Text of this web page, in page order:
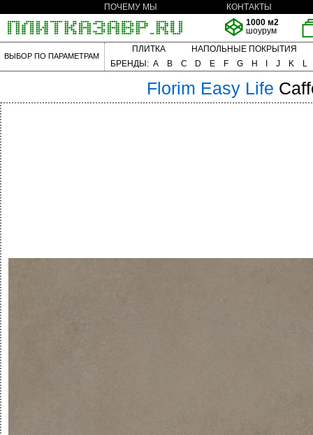
ПОЧЕМУ МЫ
КОНТАКТЫ
1000 м2
шоурум
ВЫБОР ПО ПАРАМЕТРАМ
ПЛИТКА
НАПОЛЬНЫЕ ПОКРЫТИЯ
БРЕНДЫ: A B C D E F G H J K L
Florim Easy Life